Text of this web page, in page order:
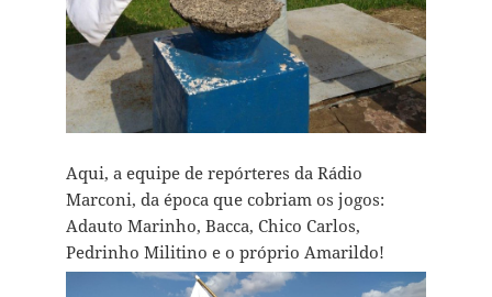
Aqui, a equipe de repórteres da Rádio
Marconi, da época que cobriam os jogos:
Adauto Marinho, Bacca, Chico Carlos,
Pedrinho Militino e o próprio Amarildo!